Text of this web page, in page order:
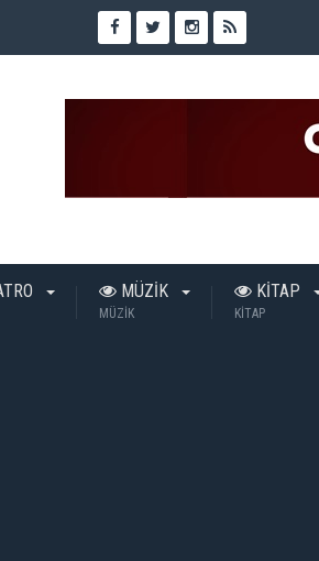
MÜZİK
MÜZİK
KİTAP
KİTAP